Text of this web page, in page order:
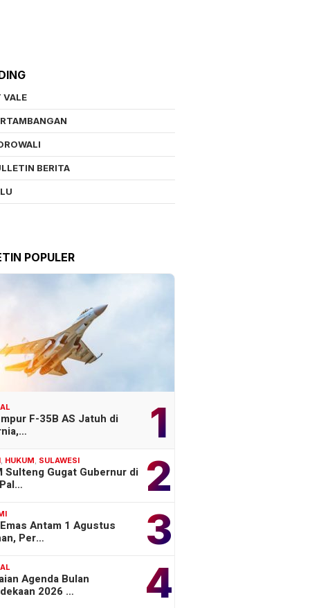
VALE
BERITA
POPULER
1
F-35B AS Jatuh di
2
HUKUM SULAWESI
Sulteng Gugat Gubernur di
3
Antam 1 Agustus
Per…
4
Agenda Bulan
2026 …